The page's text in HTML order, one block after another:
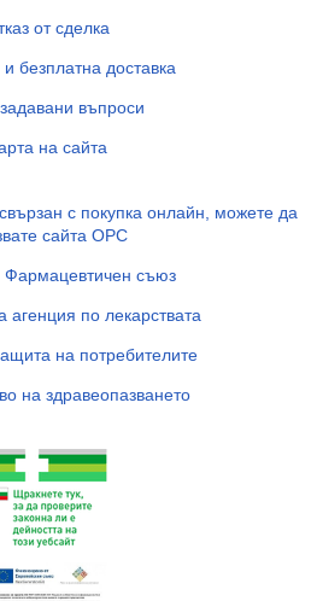
от сделка
безплатна доставка
въпроси
на сайта
с покупка онлайн, можете да
сайта ОРС
Фармацевтичен съюз
агенция по лекарствата
на потребителите
на здравеопазването